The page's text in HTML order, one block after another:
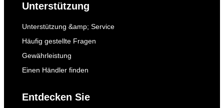
Unterstützung
Unterstützung &amp; Service
Häufig gestellte Fragen
Gewährleistung
Einen Händler finden
Entdecken Sie